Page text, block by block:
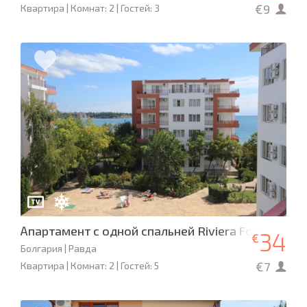
Квартира | Комнат: 2 | Гостей: 3
€9
Апартамент с одной спальней Riviera Fort Beach
Болгария | Равда
Квартира | Комнат: 2 | Гостей: 5
€34
€7